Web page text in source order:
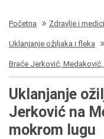
Početna Zdravlje i
Uklanjanje ožiljaka i fleka
Braće Jerković,
Uklanjanje
Jerković na
mokrom lugu